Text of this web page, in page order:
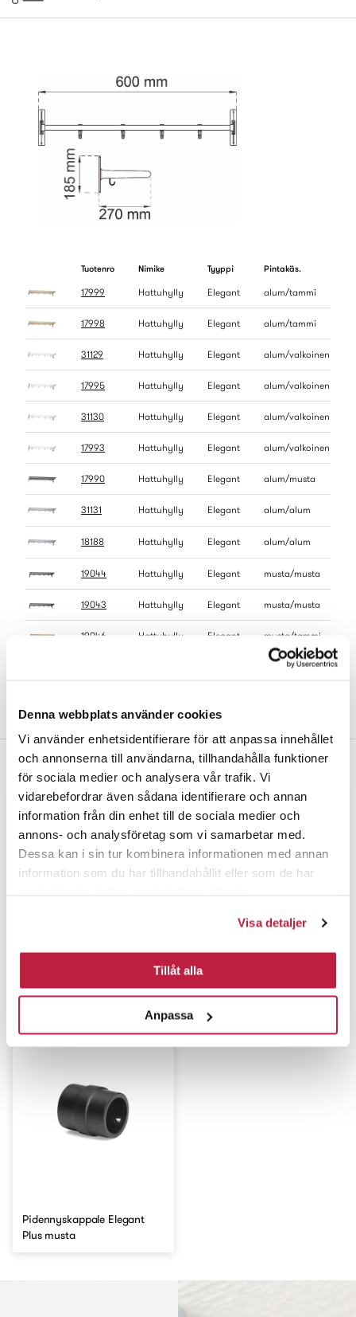
Denna webbplats använder cookies
Vi använder enhetsidentifierare för att anpassa innehållet
och annonserna till användarna, tillhandahålla funktioner
för sociala medier och analysera vår trafik. Vi
vidarebefordrar även sådana identifierare och annan
information från din enhet till de sociala medier och
annons- och analysföretag som vi samarbetar med.
Dessa kan i sin tur kombinera informationen med annan
information som du har tillhandahållit eller som de har
Visa detaljer
Tillåt alla
Anpassa
Tuotenro Nimike Tyyppi Pintakäs.
17999 Hattuhylly Elegant alum/tammi
17998 Hattuhylly Elegant alum/tammi
31129 Hattuhylly Elegant alum/valkoinen
17995 Hattuhylly Elegant alum/valkoinen
31130 Hattuhylly Elegant alum/valkoinen
17993 Hattuhylly Elegant alum/valkoinen
17990 Hattuhylly Elegant alum/musta
31131 Hattuhylly Elegant alum/alum
18188 Hattuhylly Elegant alum/alum
19044 Hattuhylly Elegant musta/musta
19043 Hattuhylly Elegant musta/musta
19046 Hattuhylly Elegant musta/tammi
musta/tammi
Täydennä
Jatkokappale Elegant musta
musta/tammi
Pidennyskappale Elegant
Plus musta